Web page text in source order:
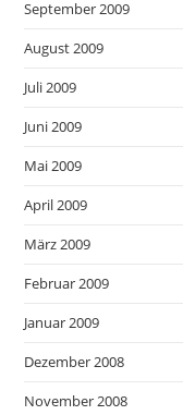
September 2009
August 2009
Juli 2009
Juni 2009
Mai 2009
April 2009
März 2009
Februar 2009
Januar 2009
Dezember 2008
November 2008